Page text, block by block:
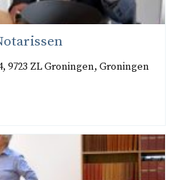
9723 ZL Groningen, Groningen